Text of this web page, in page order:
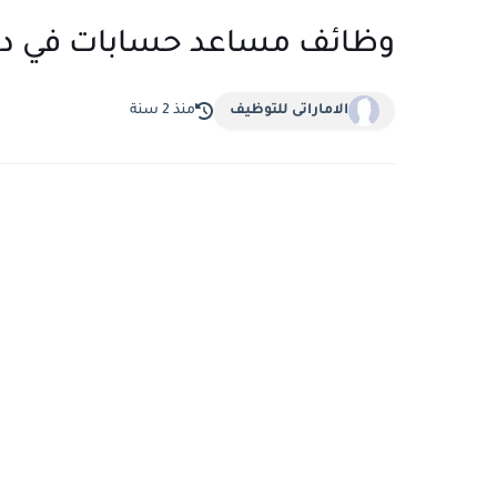
وظائف مساعد حسابات في
الاماراتى للتوظيف منذ 2 سنة